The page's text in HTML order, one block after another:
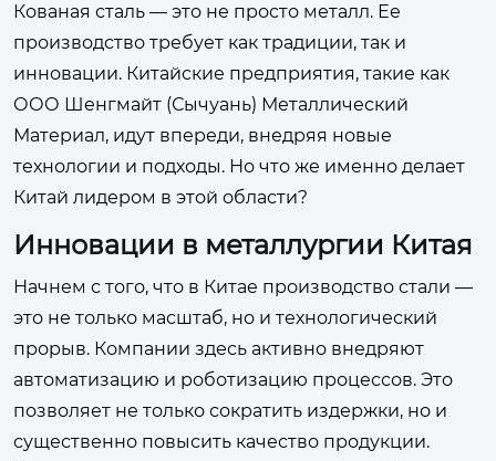
Кованая сталь — это не просто металл. Ее
производство требует как традиции, так и
инновации. Китайские предприятия, такие как
ООО Шенгмайт (Сычуань) Металлический
Материал, идут впереди, внедряя новые
технологии и подходы. Но что же именно делает
Китай лидером в этой области?
Инновации в металлургии Китая
Начнем с того, что в Китае производство стали —
это не только масштаб, но и технологический
прорыв. Компании здесь активно внедряют
автоматизацию и роботизацию процессов. Это
позволяет не только сократить издержки, но и
существенно повысить качество продукции.